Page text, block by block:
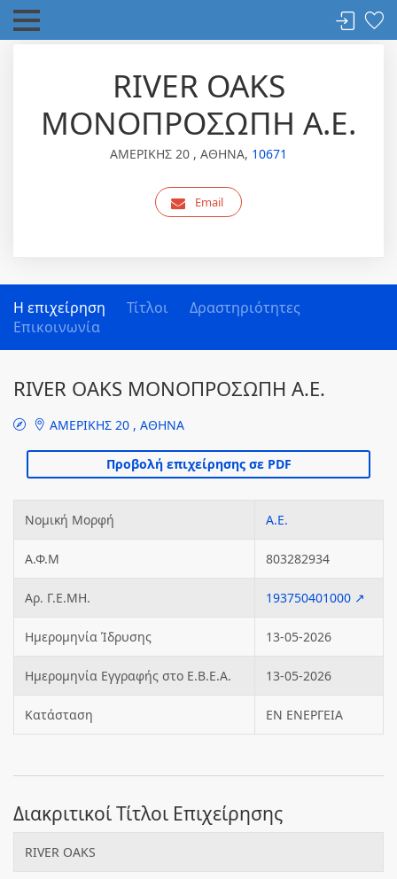
RIVER OAKS
ΜΟΝΟΠΡΟΣΩΠΗ Α.Ε.
ΑΜΕΡΙΚΗΣ 20 , ΑΘΗΝΑ, 10671
Email
Η επιχείρηση Τίτλοι
Δραστηριότητες
Επικοινωνία
RIVER OAKS ΜΟΝΟΠΡΟΣΩΠΗ Α.Ε.
ΑΜΕΡΙΚΗΣ 20 , ΑΘΗΝΑ
Νομική Μορφή Α.Ε.
Α.Φ.Μ 803282934
Αρ. Γ.Ε.ΜΗ. 193750401000 ↗
Ημερομηνία Ίδρυσης 13-05-2026
Ημερομηνία Εγγραφής στο Ε.Β.Ε.Α. 13-05-2026
Κατάσταση ΕΝ ΕΝΕΡΓΕΙΑ
Διακριτικοί Τίτλοι Επιχείρησης
RIVER OAKS